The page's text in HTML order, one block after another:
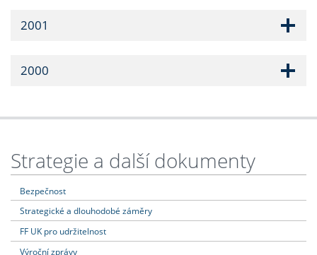
2001
2000
Strategie a další dokumenty
Bezpečnost
Strategické a dlouhodobé záměry
FF UK pro udržitelnost
Výroční zprávy